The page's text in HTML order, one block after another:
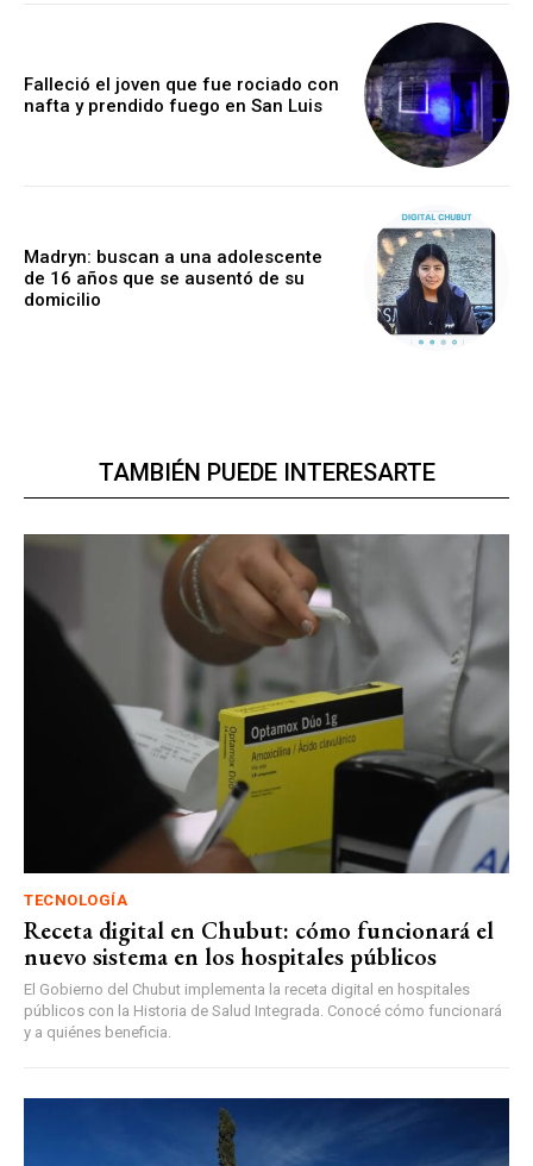
Falleció el joven que fue rociado con
nafta y prendido fuego en San Luis
Madryn: buscan a una adolescente
de 16 años que se ausentó de su
domicilio
TAMBIÉN PUEDE INTERESARTE
TECNOLOGÍA
Receta digital en Chubut: cómo funcionará el
nuevo sistema en los hospitales públicos
El Gobierno del Chubut implementa la receta digital en hospitales
públicos con la Historia de Salud Integrada. Conocé cómo funcionará
y a quiénes beneficia.